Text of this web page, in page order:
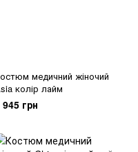
медичний жіночий
колір лайм
945 грн